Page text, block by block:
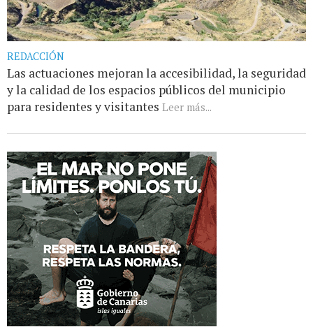
REDACCIÓN
Las actuaciones mejoran la accesibilidad, la seguridad
y la calidad de los espacios públicos del municipio
para residentes y visitantes Leer más...